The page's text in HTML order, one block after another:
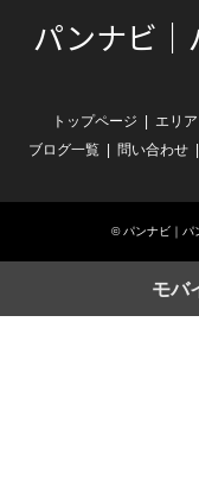
パンナビ
トップページ エリア
ブログ一覧
問い合わせ
© パンナビ｜パ
モバ